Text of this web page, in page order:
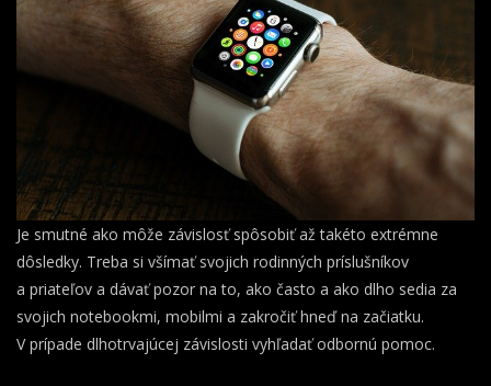
Je smutné ako môže závislosť spôsobiť až takéto extrémne
dôsledky. Treba si všímať svojich rodinných príslušníkov
a priateľov a dávať pozor na to, ako často a ako dlho sedia za
svojich notebookmi, mobilmi a zakročiť hneď na začiatku.
V prípade dlhotrvajúcej závislosti vyhľadať odbornú pomoc.